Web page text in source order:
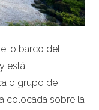
o barco del
está
o grupo de
colocada sobre la